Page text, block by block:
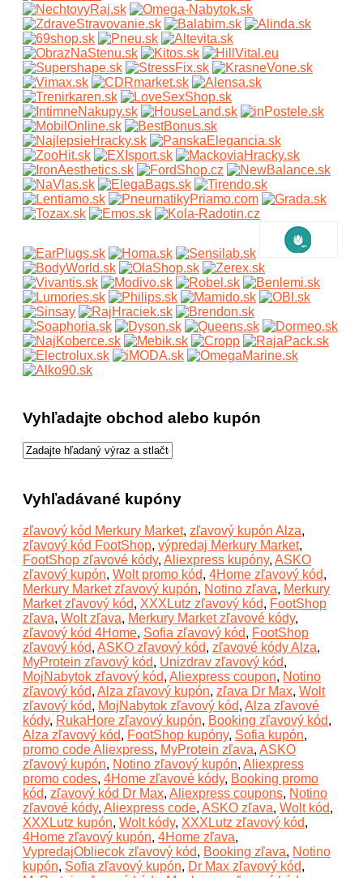
Vyhľadajte obchod alebo kupón
Vyhľadávané kupóny
zľavový kód Merkury Market, zľavový kupón Alza,
zľavový kód FootShop, výpredaj Merkury Market,
FootShop zľavové kódy, Aliexpress kupóny, ASKO
zľavový kupón, Wolt promo kód, 4Home zľavový kód,
Merkury Market zľavový kupón, Notino zľava, Merkury
Market zľavový kód, XXXLutz zľavový kód, FootShop
zľava, Wolt zľava, Merkury Market zľavové kódy,
zľavový kód 4Home, Sofia zľavový kód, FootShop
zľavový kód, ASKO zľavový kód, zľavové kódy Alza,
MyProtein zľavový kód, Unizdrav zľavový kód,
MojNabytok zľavový kód, Aliexpress coupon, Notino
zľavový kód, Alza zľavový kupón, zľava Dr Max, Wolt
zľavový kód, MojNabytok zľavový kód, Alza zľavové
kódy, RukaHore zľavový kupón, Booking zľavový kód,
Alza zľavový kód, FootShop kupóny, Sofia kupón,
promo code Aliexpress, MyProtein zľava, ASKO
zľavový kupón, Notino zľavový kupón, Aliexpress
promo codes, 4Home zľavové kódy, Booking promo
kód, zľavový kód Dr Max, Aliexpress coupons, Notino
zľavové kódy, Aliexpress code, ASKO zľava, Wolt kód,
XXXLutz kupón, Wolt kódy, XXXLutz zľavový kód,
4Home zľavový kupón, 4Home zľava,
VypredajObliecok zľavový kód, Booking zľava, Notino
kupón, Sofia zľavový kupón, Dr Max zľavový kód,